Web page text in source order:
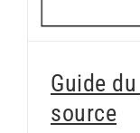
Guide
source